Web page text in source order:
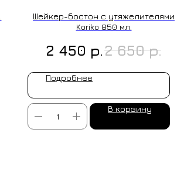
Шейкер-бостон с утяжелителями
Koriko 850 мл.
2 450 р.2 650 р.
Подробнее
В корзину